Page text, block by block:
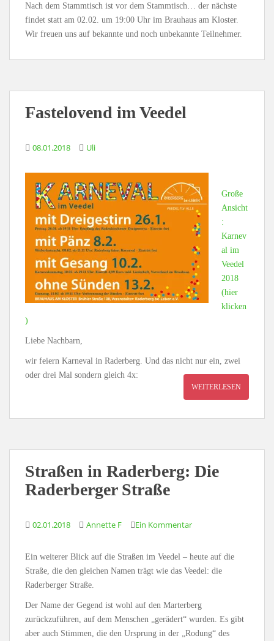
Nach dem Stammtisch ist vor dem Stammtisch… der nächste
findet statt am 02.02. um 19:00 Uhr im Brauhaus am Kloster.
Wir freuen uns auf bekannte und noch unbekannte Teilnehmer.
Fastelovend im Veedel
08.01.2018 Uli
Große
Ansicht
:
Karnev
al im
Veedel
2018
(hier
klicken
)
Liebe Nachbarn,
wir feiern Karneval in Raderberg. Und das nicht nur ein, zwei
oder drei Mal sondern gleich 4x:
WEITERLESEN
Straßen in Raderberg: Die
Raderberger Straße
02.01.2018 Annette F Ein Kommentar
Ein weiterer Blick auf die Straßen im Veedel – heute auf die
Straße, die den gleichen Namen trägt wie das Veedel: die
Raderberger Straße.
Der Name der Gegend ist wohl auf den Marterberg
zurückzuführen, auf dem Menschen „gerädert“ wurden. Es gibt
aber auch Stimmen, die den Ursprung in der „Rodung“ des